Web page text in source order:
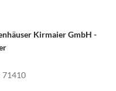
Kirmaier GmbH -
71410